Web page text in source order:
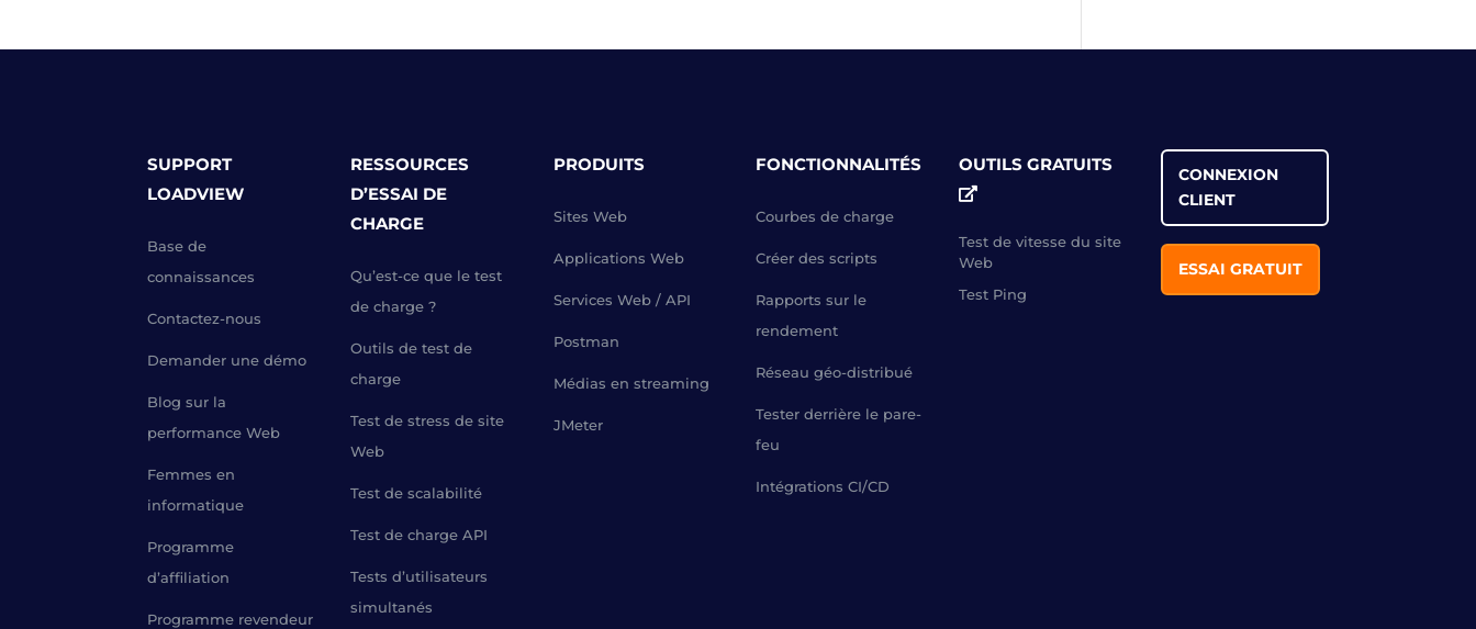
SUPPORT
LOADVIEW
Base de
connaissances
Contactez-nous
Demander une démo
Blog sur la
performance Web
Femmes en
informatique
Programme
d’affiliation
Programme revendeur
RESSOURCES
D’ESSAI DE
CHARGE
Qu’est-ce que le test
de charge ?
Outils de test de
charge
Test de stress de site
Web
Test de scalabilité
Test de charge API
Tests d’utilisateurs
simultanés
PRODUITS
Sites Web
Applications Web
Services Web / API
Postman
Médias en streaming
JMeter
FONCTIONNALITÉS
Courbes de charge
Créer des scripts
Rapports sur le
rendement
Réseau géo-distribué
Tester derrière le pare-
feu
Intégrations CI/CD
OUTILS GRATUITS
Test de vitesse du site
Web
Test Ping
CONNEXION
CLIENT
ESSAI GRATUIT